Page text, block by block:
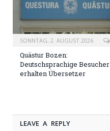
SONNTAG, 2. AUGUST 2026
Quästur Bozen:
Deutschsprachige Besucher
erhalten Übersetzer
LEAVE A REPLY